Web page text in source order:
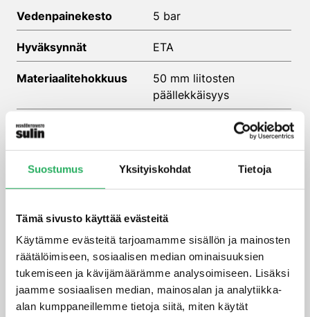
Suostumus Yksityiskohdat Tietoja
Tämä sivusto käyttää evästeitä
Käytämme evästeitä tarjoamamme sisällön ja mainosten
räätälöimiseen, sosiaalisen median ominaisuuksien
tukemiseen ja kävijämäärämme analysoimiseen. Lisäksi
jaamme sosiaalisen median, mainosalan ja analytiikka-
alan kumppaneillemme tietoja siitä, miten käytät
Vedenpainekesto 5 bar
Hyväksynnät ETA
Materiaalitehokkuus
50 mm liitosten
päällekkäisyys
vedeneristysjarjestelmia_fi_web
Zemseal_tekniset_tiedot_web_fi